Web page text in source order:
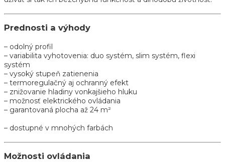
Prednosti a výhody
– odolný profil
– variabilita vyhotovenia: duo systém, slim systém, flexi
systém
– vysoký stupeň zatienenia
– termoregulačný aj ochranný efekt
– znižovanie hladiny vonkajšieho hluku
– možnosť elektrického ovládania
– garantovaná plocha až 24 m²
– dostupné v mnohých farbách
Možnosti ovládania